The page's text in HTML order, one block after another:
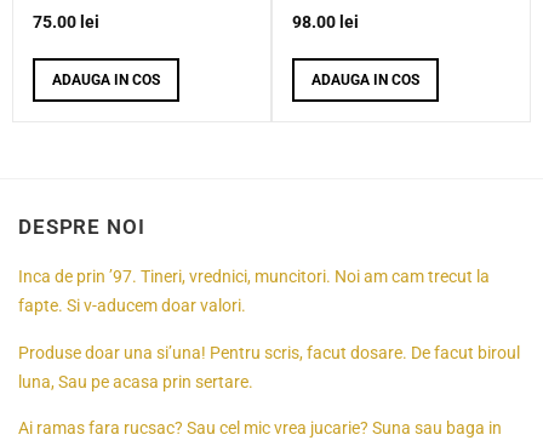
75.00 lei
ADAUGA IN COS
98.00 lei
ADAUGA IN COS
DESPRE NOI
Inca de prin ’97. Tineri, vrednici, muncitori. Noi am cam trecut la
fapte. Si v-aducem doar valori.
Produse doar una si’una! Pentru scris, facut dosare. De facut biroul
luna, Sau pe acasa prin sertare.
Ai ramas fara rucsac? Sau cel mic vrea jucarie? Suna sau baga in